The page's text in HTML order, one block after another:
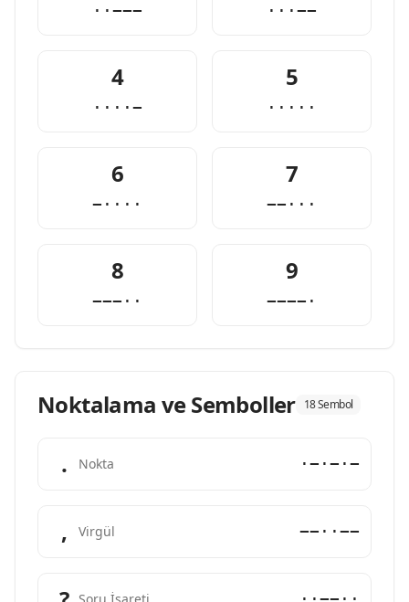
··−−− ···−−
4
····−
5
·····
6
−····
7
−−···
8
−−−··
9
−−−−·
Noktalama ve Semboller 18 Sembol
. Nokta ·−·−·−
, Virgül −−··−−